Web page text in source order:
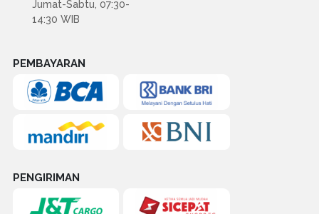
Jumat-Sabtu, 07:30-
14:30 WIB
PEMBAYARAN
PENGIRIMAN